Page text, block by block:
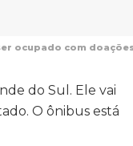
ocupado com
do Sul. Ele vai
O ônibus está